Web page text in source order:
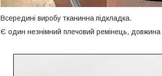
Всередині виробу тканинна підкладка.
Є один незнімний плечовий ремінець, довжина